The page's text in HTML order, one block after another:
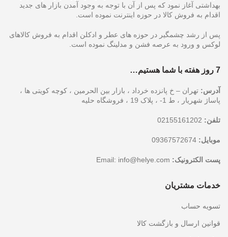
بهداشتی آغاز نمود که پس از آن با توجه به وجود آمدن بازار های جدید
اقدام به فروش کالا در حوزه اینترنت نموده است.
پس از رشد چشمگیر در حوزه های عطر و ادکلن اقدام به فروش کالاهای
لوکس و ورود به عرصه فشن و مدلینگ نموده است.
7 روز هفته با شما هستیم…
آدرس: تهران – خ پانزده خرداد ، بازار بین الحرمین ، کوچه کویتی ها ،
پاساژ شهریار ، ط 1- ، پلاک 19 ، فروشگاه حلیه
تلفن: 02155161202
موبایل: 09367572674
پست الکترونیک: info@helye.com
خدمات مشتریان
تسویه حساب
قوانین ارسال و بازگشت کالا